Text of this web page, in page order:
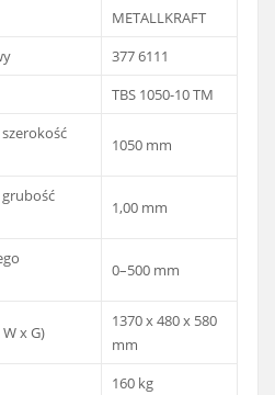
METALLKRAFT
377 6111
TBS 1050-10 TM
1050 mm
1,00 mm
0–500 mm
x G)
1370 x 480 x 580
mm
160 kg